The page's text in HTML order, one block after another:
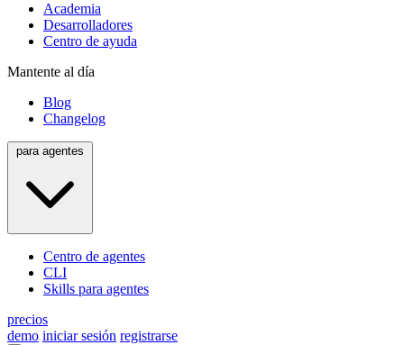
Academia
Desarrolladores
Centro de ayuda
Mantente al día
Blog
Changelog
Centro de agentes
CLI
Skills para agentes
precios
demo iniciar sesión registrarse